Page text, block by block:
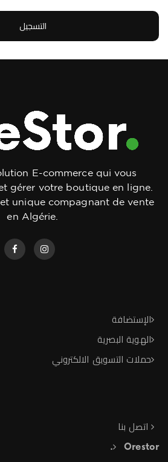
التسجيل
E-commerce qui vous
gérer votre boutique en ligne.
unique compagnant de vente
en Algérie.
الإستضافة
الهوية البصرية
حملات التسويق الالكتروني
اتصل بنا
Orestor.